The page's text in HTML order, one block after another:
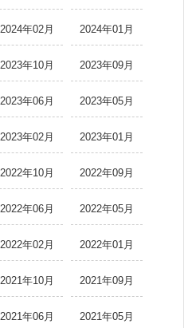
2024年02月 2024年01月
2023年10月 2023年09月
2023年06月 2023年05月
2023年02月 2023年01月
2022年10月 2022年09月
2022年06月 2022年05月
2022年02月 2022年01月
2021年10月 2021年09月
2021年06月 2021年05月